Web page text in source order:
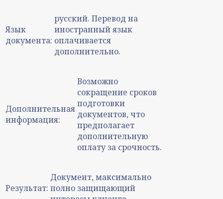
Язык
документа:
русский. Перевод на
иностранный язык
оплачивается
дополнительно.
Дополнительная
информация:
Возможно
сокращение сроков
подготовки
документов, что
предполагает
дополнительную
оплату за срочность.
Результат:
Документ, максимально
полно защищающий